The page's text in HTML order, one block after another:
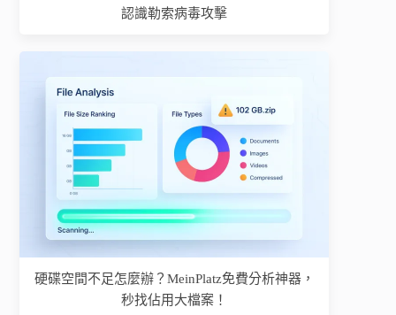
認識勒索病毒攻擊
硬碟空間不足怎麼辦？MeinPlatz免費分析神器，
秒找佔用大檔案！